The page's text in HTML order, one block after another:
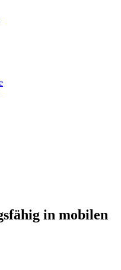
in mobilen